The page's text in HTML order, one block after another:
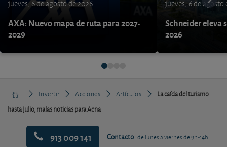
jueves, 6 de agosto de 2026
AXA: Nuevo mapa de ruta para 2027-
2029
jueves, 6 de agosto
Schneider eleva
2026
Invertir Acciones Artículos
La caída del turismo
hasta julio, malas noticias para Aena
913 009 141 Contacto de lunes a viernes de 9h-14h